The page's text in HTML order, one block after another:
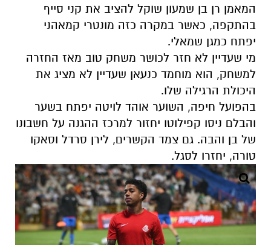
המאמן רן בן שמעון שוקל להציב את קני סייף
בהתקפה, כאשר במקרה כזה מונטרי קמאהני
יפתח כמגן שמאלי.
מי שעדיין לא חזר לכושר משחק טוב מאז החזרה
למשחק, הוא מוחמד כנעאן שעדיין לא מציג את
היכולת הרגילה שלו.
בהפועל חיפה, השוער אוהד לויטה יפתח בשער
והבלם ניסו קפילוטו יחזור למרכז ההגנה על חשבונו
של בן והבה. גם צמד הקשרים, לירן סרדל וסאקו
טורה, יחזרו לסגל.